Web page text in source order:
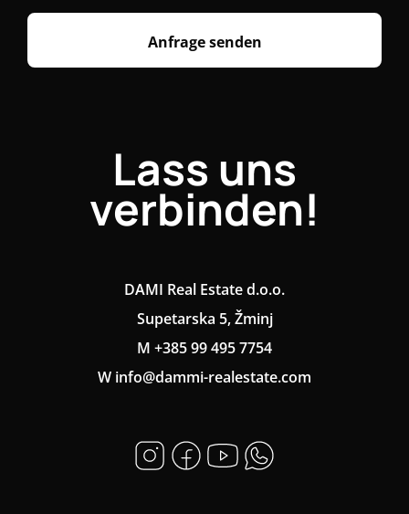
Lass uns
verbinden!
DAMI Real Estate d.o.o.
Supetarska 5, Žminj
M +385 99 495 7754
W info@dammi-realestate.com
Anfrage senden